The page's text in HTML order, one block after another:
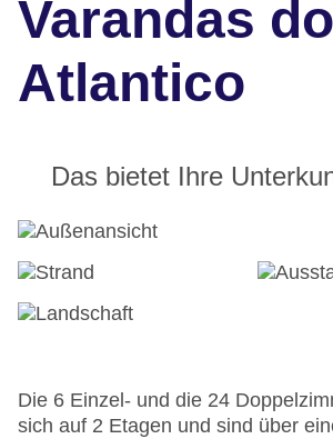
Varandas do
Atlantico
Das bietet Ihre
Die 6 Einzel- und die 24
sich auf 2 Etagen und sind über